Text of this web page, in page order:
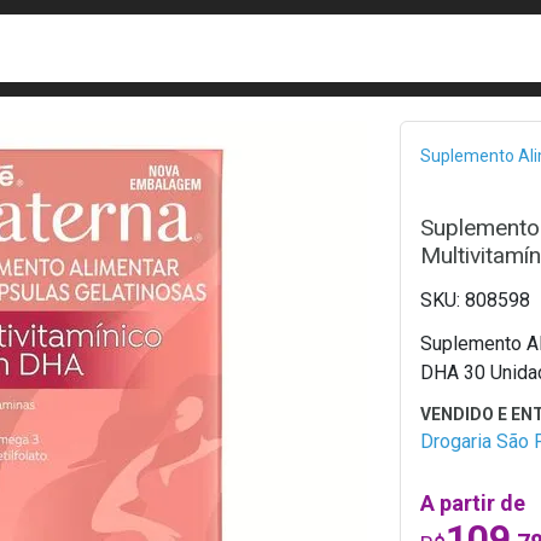
Suplemento
808598
Suplemento
DHA 30
Drogaria São
A partir de